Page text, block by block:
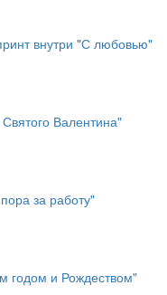
внутри "С любовью"
Валентина"
за работу"
годом и Рождеством"